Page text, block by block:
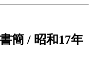
簡 / 昭和17年